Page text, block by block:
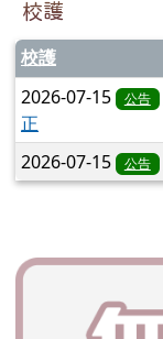
校護
校護
2026-07-15 公告
正
2026-07-15 公告